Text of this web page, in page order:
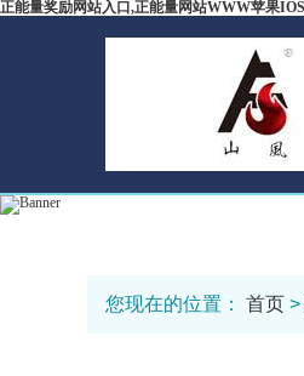
正能量奖励网站入口,正能量网站WWW苹果
您现在的位置： 首页 >